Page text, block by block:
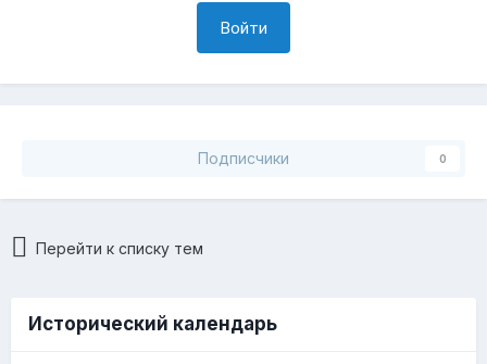
Войти
Подписчики 0
Перейти к списку тем
Исторический календарь